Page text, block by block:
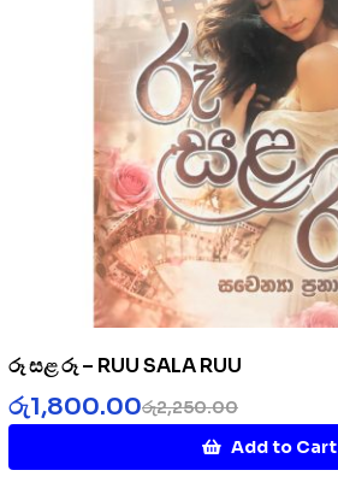
රූ සළ රූ – RUU SALA RUU
රු2,250.00
රු1,800.00
Add to Cart